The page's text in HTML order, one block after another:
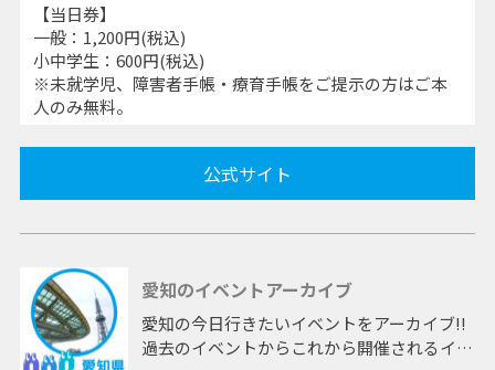
【当日券】
一般：1,200円(税込)
小中学生：600円(税込)
※未就学児、障害者手帳・療育手帳をご提示の方はご本
人のみ無料。
公式サイト
愛知のイベントアーカイブ
愛知の今日行きたいイベントをアーカイブ!!
過去のイベントからこれから開催されるイベ